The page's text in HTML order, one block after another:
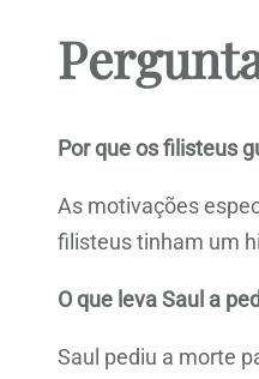
Por que os filisteus
As motivações
filisteus tinham um
O que leva Saul a
Saul pediu a morte